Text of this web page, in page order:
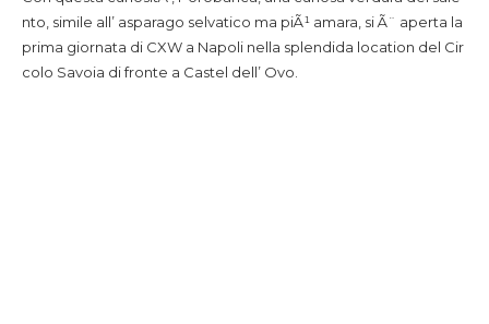
nto, simile all’ asparago selvatico ma piÃ¹ amara, si Ã¨ aperta la
prima giornata di CXW a Napoli nella splendida location del Cir
colo Savoia di fronte a Castel dell’ Ovo.